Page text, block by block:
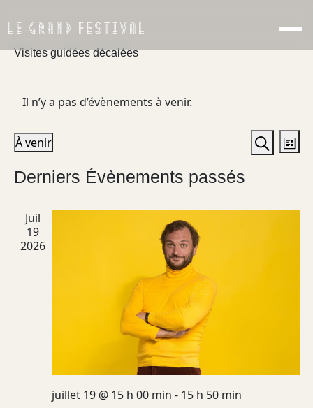
LE GRAND FESTIVAL
Visites guidées décalées
Il n’y a pas d’évènements à venir.
et
de
Liste
À venir
une
Derniers Évènements passés
Juil
19
2026
juillet 19 @ 15 h 00 min - 15 h 50 min